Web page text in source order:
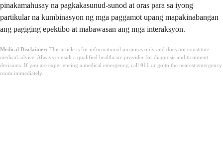
pinakamahusay na pagkakasunud-sunod at oras para sa iyong
partikular na kumbinasyon ng mga paggamot upang mapakinabangan
ang pagiging epektibo at mabawasan ang mga interaksyon.
Medical Disclaimer: This article is for informational purposes only and does not constitute
medical advice. Always consult a qualified healthcare provider for diagnosis and treatment
decisions. If you are experiencing a medical emergency, call 911 or go to the nearest emergency
room immediately.